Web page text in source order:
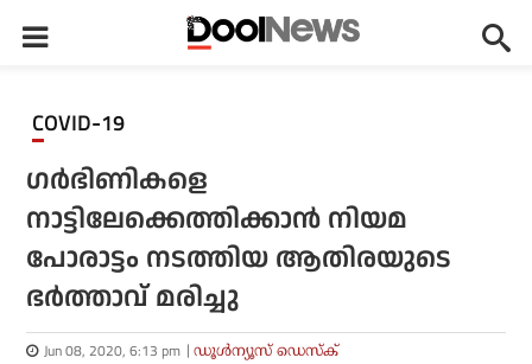
COVID-19
ഗര്‍ഭിണികളെ
നാട്ടിലേക്കെത്തിക്കാന്‍ നിയമ
പോരാട്ടം നടത്തിയ ആതിരയുടെ
ഭര്‍ത്താവ് മരിച്ചു
Jun 08, 2020, 6:13 pm ഡൂള്‍ന്യൂസ് ഡെസ്‌ക്